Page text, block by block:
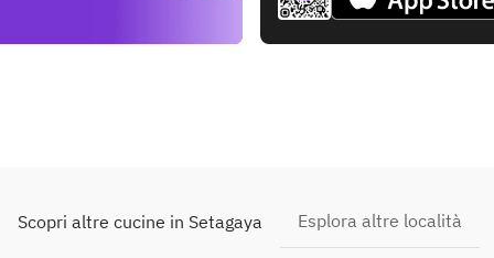
Scopri altre cucine in Setagaya Esplora altre località